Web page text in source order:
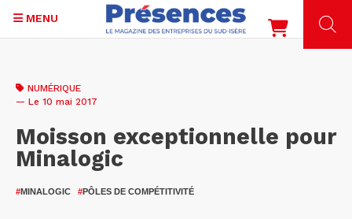
contenu
MENU
NUMÉRIQUE
— Le 10 mai 2017
Moisson exceptionnelle pour
Minalogic
#MINALOGIC #PÔLES DE COMPÉTITIVITÉ